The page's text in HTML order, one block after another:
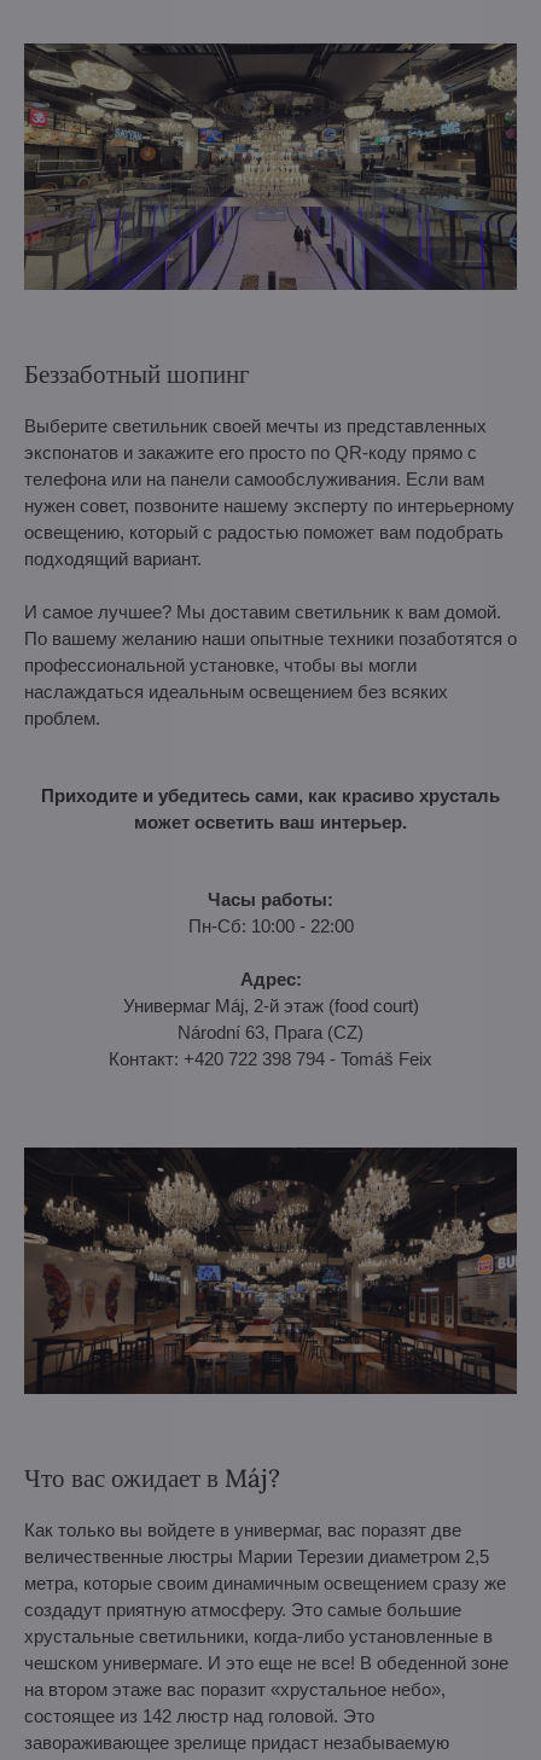
Беззаботный шопинг
Выберите светильник своей мечты из представленных
экспонатов и закажите его просто по QR-коду прямо с
телефона или на панели самообслуживания. Если вам
нужен совет, позвоните нашему эксперту по интерьерному
освещению, который с радостью поможет вам подобрать
подходящий вариант.
И самое лучшее? Мы доставим светильник к вам домой.
По вашему желанию наши опытные техники позаботятся о
профессиональной установке, чтобы вы могли
наслаждаться идеальным освещением без всяких
проблем.
Приходите и убедитесь сами, как красиво хрусталь
может осветить ваш интерьер.
Часы работы:
Пн-Сб: 10:00 - 22:00
Адрес:
Универмаг Máj, 2-й этаж (food court)
Národní 63, Прага (CZ)
Контакт: +420 722 398 794 - Tomáš Feix
Что вас ожидает в Máj?
Как только вы войдете в универмаг, вас поразят две
величественные люстры Марии Терезии диаметром 2,5
метра, которые своим динамичным освещением сразу же
создадут приятную атмосферу. Это самые большие
хрустальные светильники, когда-либо установленные в
чешском универмаге. И это еще не все! В обеденной зоне
на втором этаже вас поразит «хрустальное небо»,
состоящее из 142 люстр над головой. Это
завораживающее зрелище придаст незабываемую